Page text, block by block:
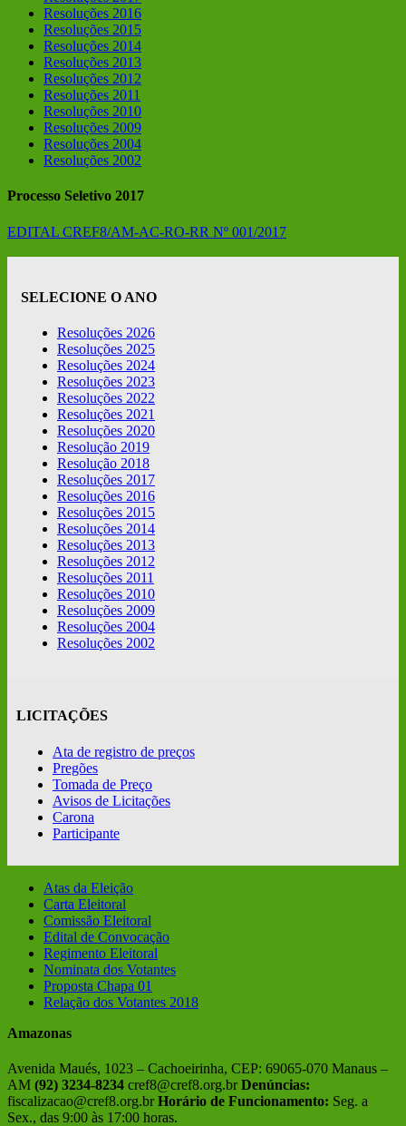
Resoluções 2016
Resoluções 2015
Resoluções 2014
Resoluções 2013
Resoluções 2012
Resoluções 2011
Resoluções 2010
Resoluções 2009
Resoluções 2004
Resoluções 2002
Processo Seletivo 2017
EDITAL CREF8/AM-AC-RO-RR Nº 001/2017
SELECIONE O ANO
Resoluções 2026
Resoluções 2025
Resoluções 2024
Resoluções 2023
Resoluções 2022
Resoluções 2021
Resoluções 2020
Resolução 2019
Resolução 2018
Resoluções 2017
Resoluções 2016
Resoluções 2015
Resoluções 2014
Resoluções 2013
Resoluções 2012
Resoluções 2011
Resoluções 2010
Resoluções 2009
Resoluções 2004
Resoluções 2002
LICITAÇÕES
Ata de registro de preços
Pregões
Tomada de Preço
Avisos de Licitações
Carona
Participante
Atas da Eleição
Carta Eleitoral
Comissão Eleitoral
Edital de Convocação
Regimento Eleitoral
Nominata dos Votantes
Proposta Chapa 01
Relação dos Votantes 2018
Amazonas
Avenida Maués, 1023 – Cachoeirinha, CEP: 69065-070 Manaus –
AM (92) 3234-8234 cref8@cref8.org.br Denúncias:
fiscalizacao@cref8.org.br Horário de Funcionamento: Seg. a
Sex., das 9:00 às 17:00 horas.